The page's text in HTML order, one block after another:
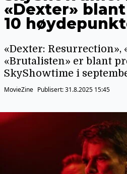
«Dexter»
10
«Dexter: Resurrection»,
«Brutalisten» er blant
SkyShowtime i
MovieZine Publisert:31.8.2025 15:45